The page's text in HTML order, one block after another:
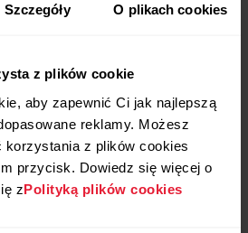
Szczegóły O plikach cookies
z plików cookie
aby zapewnić Ci jak najlepszą
reklamy. Możesz
korzystania z plików cookies
przycisk. Dowiedz się więcej o
zPolityką plików cookies